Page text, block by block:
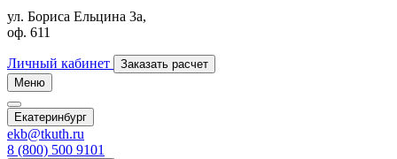
ул. Бориса Ельцина 3а,
оф. 611
Личный кабинет
Заказать расчет
Меню
Екатеринбург
ekb@tkuth.ru
8 (800) 500 9101